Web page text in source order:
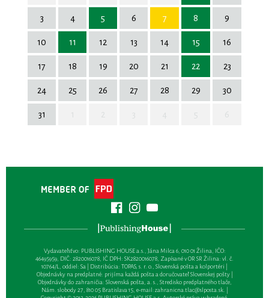
3 4 5 6 7 8 9
10 11 12 13 14 15 16
17 18 19 20 21 22 23
24 25 26 27 28 29 30
31
Vydavateľsťvo: PUBLISHING HOUSE a.s., Jána Milca 6, 010 01 Žilina, IČO:
46495959, DIČ: 2820016078, IČ DPH: SK2820016078, Zapísané v OR SR Žilina: vl. č.
10764/L, oddiel: Sa | Distribúcia: TOPAS, s. r. o., Slovenská pošta a kolportéri |
Objednávky na predplatné: prijíma každá pošta a doručovateľ Slovenskej pošty |
Objednávky do zahraničia: Slovenská pošta, a. s., Stredisko predplatného tlače,
Nám. slobody 27, 810 05 Bratislava 15, e-mail:zahranicna.tlac@slposta.sk. |